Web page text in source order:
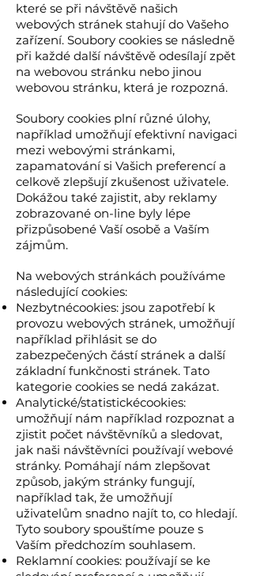
které se při návštěvě našich
webových stránek stahují do Vašeho
zařízení. Soubory cookies se následně
při každé další návštěvě odesílají zpět
na webovou stránku nebo jinou
webovou stránku, která je rozpozná.
Soubory cookies plní různé úlohy,
například umožňují efektivní navigaci
mezi webovými stránkami,
zapamatování si Vašich preferencí a
celkově zlepšují zkušenost uživatele.
Dokážou také zajistit, aby reklamy
zobrazované on-line byly lépe
přizpůsobené Vaší osobě a Vaším
zájmům.
Na webových stránkách používáme
následující cookies:
Nezbytnécookies: jsou zapotřebí k
provozu webových stránek, umožňují
například přihlásit se do
zabezpečených částí stránek a další
základní funkčnosti stránek. Tato
kategorie cookies se nedá zakázat.
Analytické/statistickécookies:
umožňují nám například rozpoznat a
zjistit počet návštěvníků a sledovat,
jak naši návštěvníci používají webové
stránky. Pomáhají nám zlepšovat
způsob, jakým stránky fungují,
například tak, že umožňují
uživatelům snadno najít to, co hledají.
Tyto soubory spouštíme pouze s
Vaším předchozím souhlasem.
Reklamní cookies: používají se ke